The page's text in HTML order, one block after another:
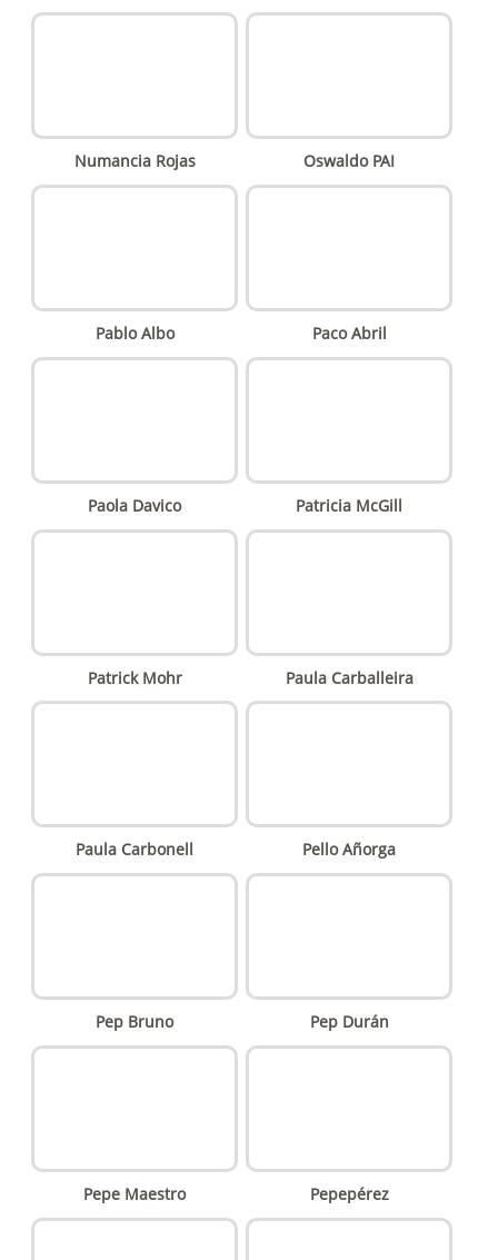
Numancia Rojas Oswaldo PAI
Pablo Albo Paco Abril
Paola Davico Patricia McGill
Patrick Mohr Paula Carballeira
Paula Carbonell Pello Añorga
Pep Bruno Pep Durán
Pepe Maestro Pepepérez